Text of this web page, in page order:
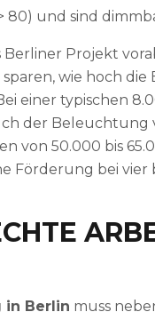
80) und sind
Berliner Projekt
sparen, wie hoch
einer typischen
der Beleuchtung
von 50.000 bis
Förderung bei vier
in Berlin muss